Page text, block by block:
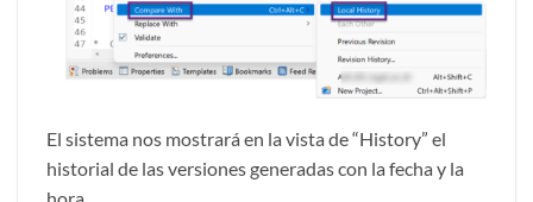
El sistema nos mostrará en la vista de “History” el
historial de las versiones generadas con la fecha y la